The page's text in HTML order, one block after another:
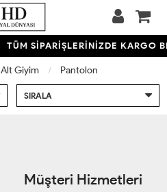
TÜM SİPARİŞLERİNİZDE KARGO
Alt Giyim Pantolon
SIRALA
Müşteri Hizmetleri